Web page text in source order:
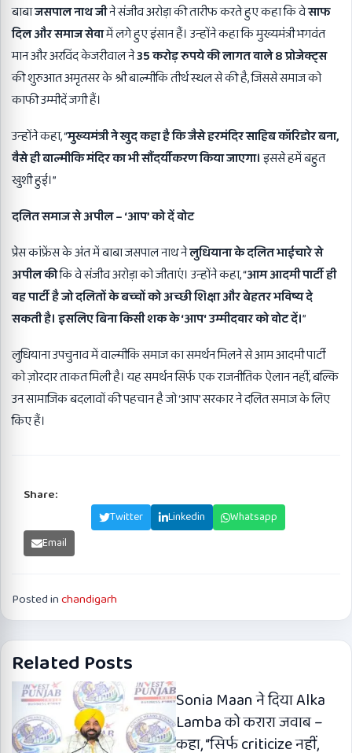
बाबाजसपाल नाथ जीने संजीव अरोड़ा की तारीफ करते हुए कहा कि वेसाफ
दिल और समाज सेवामें लगे हुए इंसान हैं। उन्होंने कहा कि मुख्यमंत्री भगवंत
मान और अरविंद केजरीवाल ने35करोड़ रुपये की लागत वाले8प्रोजेक्ट्स
की शुरुआत अमृतसर के श्री बाल्मीकि तीर्थ स्थल से की है, जिससे समाज को
काफी उम्मीदें जगी हैं।
उन्होंने कहा, “मुख्यमंत्री ने खुद कहा है कि जैसे हरमंदिर साहिब कॉरिडोर बना,
वैसे ही बाल्मीकि मंदिर का भी सौंदर्यीकरण किया जाएगा।इससे हमें बहुत
खुशी हुई।”
दलित समाज से अपील– ‘आप’को दें वोट
प्रेस कांफ्रेंस के अंत में बाबा जसपाल नाथ नेलुधियाना के दलित भाईचारे से
अपील कीकि वे संजीव अरोड़ा को जीताएं। उन्होंने कहा, “आम आदमी पार्टी ही
वह पार्टी है जो दलितों के बच्चों को अच्छी शिक्षा और बेहतर भविष्य दे
सकती है। इसलिए बिना किसी शक के‘आप‘उम्मीदवार को वोट दें।”
लुधियाना उपचुनाव में वाल्मीकि समाज का समर्थन मिलने से आम आदमी पार्टी
को ज़ोरदार ताकत मिली है। यह समर्थन सिर्फ एक राजनीतिक ऐलान नहीं, बल्कि
उन सामाजिक बदलावों की पहचान है जो ‘आप’ सरकार ने दलित समाज के लिए
किए हैं।
Share:
Twitter Linkedin
Whatsapp
Email
Posted inchandigarh
Related Posts
Sonia Maan ने दिया Alka
Lamba को करारा जवाब –
कहा, “सिर्फ criticize नहीं,